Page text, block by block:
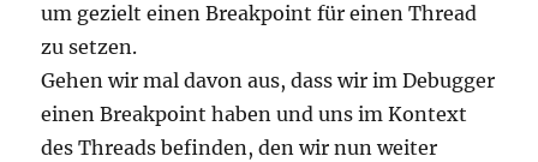
um gezielt einen Breakpoint für einen Thread
zu setzen.
Gehen wir mal davon aus, dass wir im Debugger
einen Breakpoint haben und uns im Kontext
des Threads befinden, den wir nun weiter